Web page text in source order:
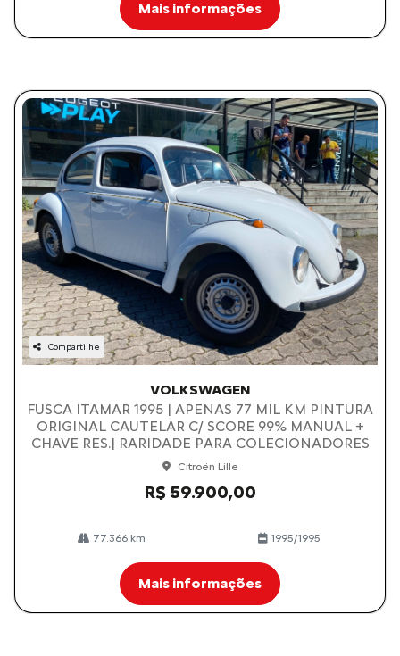
Mais informações
Compartilhe
VOLKSWAGEN
FUSCA ITAMAR 1995 | APENAS 77 MIL KM PINTURA
ORIGINAL CAUTELAR C/ SCORE 99% MANUAL +
CHAVE RES.| RARIDADE PARA COLECIONADORES
Citroën Lille
R$ 59.900,00
77.366 km 1995/1995
Mais informações